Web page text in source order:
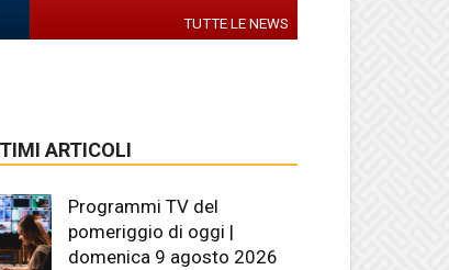
TUTTE LE NEWS
ARTICOLI
Programmi TV del
pomeriggio di oggi |
domenica 9 agosto 2026